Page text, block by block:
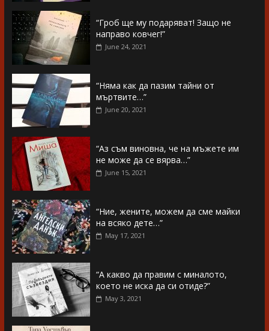
“Гроб ще му подаряват! Защо не
направо ковчег!”
June 24, 2021
“Няма как да пазим тайни от
мъртвите…”
June 20, 2021
“Аз съм виновна, че на мъжете им
не може да се вярва…”
June 15, 2021
“Ние, жените, можем да сме майки
на всяко дете…”
May 17, 2021
“А какво да правим с миналото,
което не иска да си отиде?”
May 3, 2021